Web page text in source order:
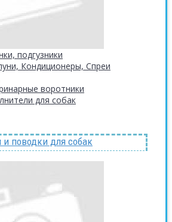
подгузники
Кондиционеры, Спреи
воротники
для собак
поводки для собак